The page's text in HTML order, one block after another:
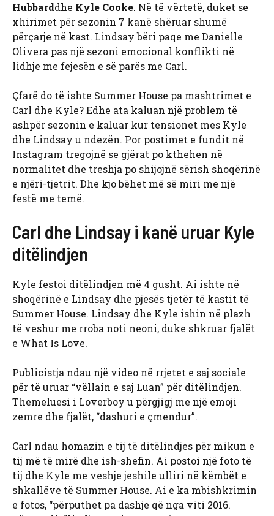
Hubbarddhe Kyle Cooke. Në të vërtetë, duket se
xhirimet për sezonin 7 kanë shëruar shumë
përçarje në kast. Lindsay bëri paqe me Danielle
Olivera pas një sezoni emocional konflikti në
lidhje me fejesën e së parës me Carl.
Çfarë do të ishte Summer House pa mashtrimet e
Carl dhe Kyle? Edhe ata kaluan një problem të
ashpër sezonin e kaluar kur tensionet mes Kyle
dhe Lindsay u ndezën. Por postimet e fundit në
Instagram tregojnë se gjërat po kthehen në
normalitet dhe treshja po shijojnë sërish shoqërinë
e njëri-tjetrit. Dhe kjo bëhet më së miri me një
festë me temë.
Carl dhe Lindsay i kanë uruar Kyle
ditëlindjen
Kyle festoi ditëlindjen më 4 gusht. Ai ishte në
shoqërinë e Lindsay dhe pjesës tjetër të kastit të
Summer House. Lindsay dhe Kyle ishin në plazh
të veshur me rroba noti neoni, duke shkruar fjalët
e What Is Love.
Publicistja ndau një video në rrjetet e saj sociale
për të uruar “vëllain e saj Luan” për ditëlindjen.
Themeluesi i Loverboy u përgjigj me një emoji
zemre dhe fjalët, “dashuri e çmendur”.
Carl ndau homazin e tij të ditëlindjes për mikun e
tij më të mirë dhe ish-shefin. Ai postoi një foto të
tij dhe Kyle me veshje jeshile ulliri në këmbët e
shkallëve të Summer House. Ai e ka mbishkrimin
e fotos, “përputhet pa dashje që nga viti 2016.